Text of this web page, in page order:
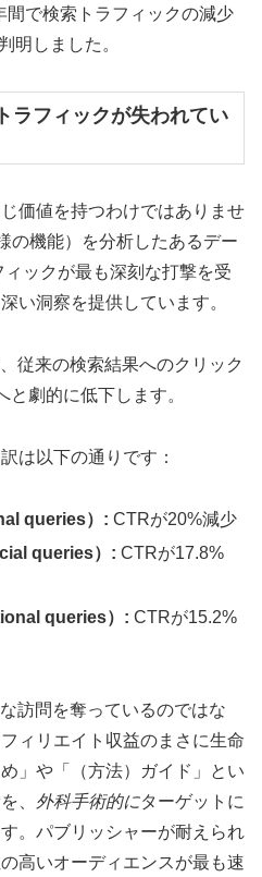
間で検索トラフィックの減少
明しました。
ラフィックが失われてい
価値を持つわけではありませ
の機能）を分析したあるデー
ィックが最も深刻な打撃を受
い洞察を提供しています。
従来の検索結果へのクリック
劇的に低下します。
は以下の通りです：
queries）: CTRが20%減少
queries）: CTRが17.8%
queries）: CTRが15.2%
訪問を奪っているのではな
ィリエイト収益のまさに生命
」や「（方法）ガイド」とい
、 外科手術的にターゲットに
。パブリッシャーが耐えられ
高いオーディエンスが最も速